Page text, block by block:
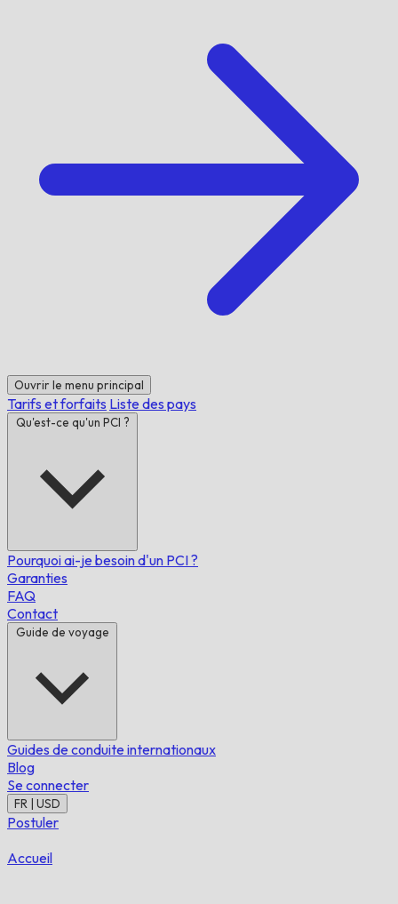
Ouvrir le menu principal
Tarifs et forfaits Liste des pays
Qu'est-ce qu'un PCI ?
Pourquoi ai-je besoin d'un PCI ?
Garanties
FAQ
Contact
Guide de voyage
Guides de conduite internationaux
Blog
Se connecter
FR | USD
Postuler
Accueil